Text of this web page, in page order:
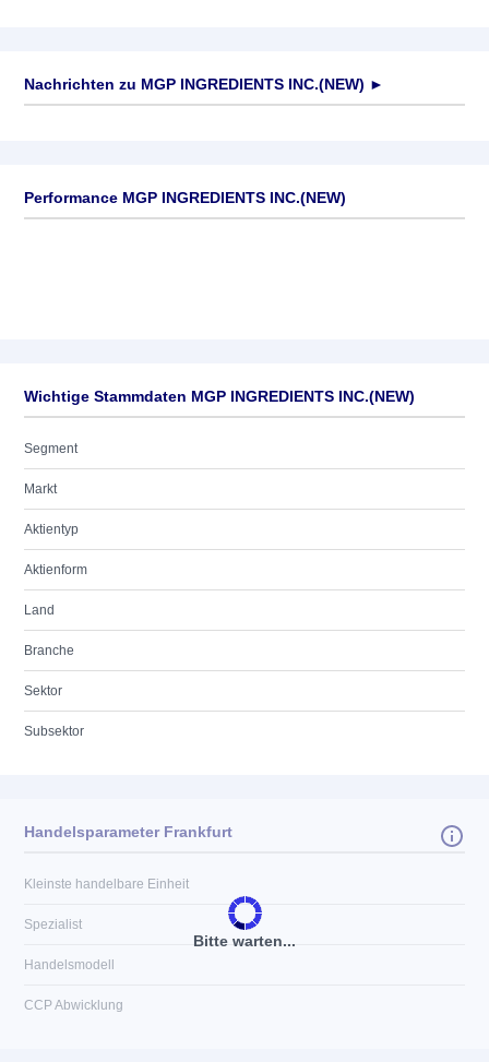
Nachrichten zu MGP INGREDIENTS INC.(NEW) ►
Performance MGP INGREDIENTS INC.(NEW)
Wichtige Stammdaten MGP INGREDIENTS INC.(NEW)
Segment
Markt
Aktientyp
Aktienform
Land
Branche
Sektor
Subsektor
Bitte warten...
Handelsparameter Frankfurt
Kleinste handelbare Einheit
Spezialist
Handelsmodell
CCP Abwicklung